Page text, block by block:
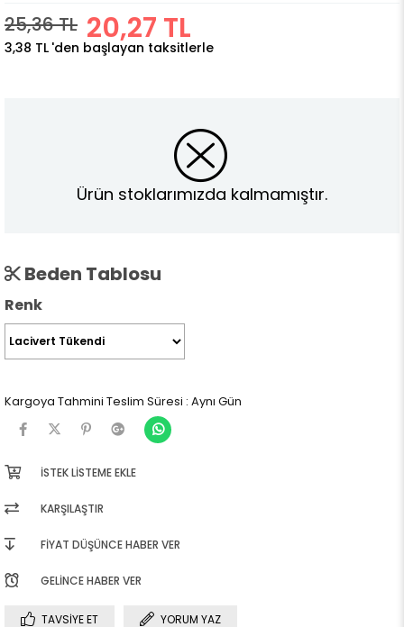
25,36 TL 20,27 TL
3,38 TL 'den başlayan taksitlerle
Ürün stoklarımızda kalmamıştır.
Beden Tablosu
Renk
Kargoya Tahmini Teslim Süresi : Aynı Gün
İSTEK LISTEME EKLE
KARŞILAŞTIR
FIYAT DÜŞÜNCE HABER VER
GELINCE HABER VER
TAVSIYE ET
YORUM YAZ